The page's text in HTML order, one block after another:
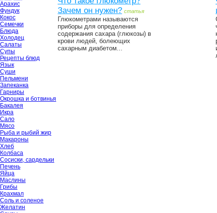
Арахис
Фундук
Кокос
Семечки
Блюда
Холодец
Салаты
Супы
Рецепты блюд
Язык
Суши
Пельмени
Запеканка
Гарниры
Окрошка и ботвинья
Бакалея
Икра
Сало
Мясо
Рыба и рыбий жир
Макароны
Хлеб
Колбаса
Сосиски, сардельки
Печень
Яйца
Маслины
Грибы
Крахмал
Соль и соленое
Желатин
Зачем он нужен? статья
Глюкометрами называются
приборы для определения
содержания сахара (глюкозы) в
крови людей, болеющих
сахарным диабетом...